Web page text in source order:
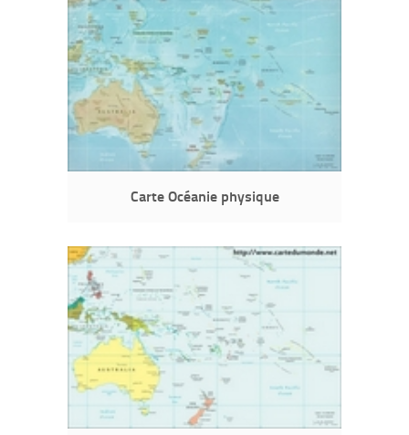
Carte Océanie physique